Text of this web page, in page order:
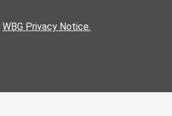
WBG Privacy Notice.